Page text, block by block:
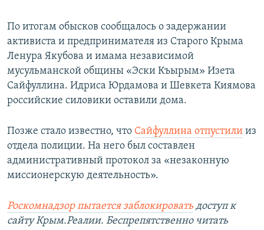
По итогам обысков сообщалось о задержании
активиста и предпринимателя из Старого Крыма
Ленура Якубова и имама независимой
мусульманской общины «Эски Къырым» Изета
Сайфуллина. Идриса Юрдамова и Шевкета Киямова
российские силовики оставили дома.
Позже стало известно, что Сайфуллина отпустили из
отдела полиции. На него был составлен
административный протокол за «незаконную
миссионерскую деятельность».
Роскомнадзор пытается заблокировать доступ к
сайту Крым.Реалии. Беспрепятственно читать